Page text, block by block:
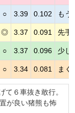
○ 3.39 0.102 もう
◎ 3.37 0.091 先手
○ 3.37 0.096 少し
○ 3.34 0.081 まく
て６車抜き敢行。
が良い猪熊も怖